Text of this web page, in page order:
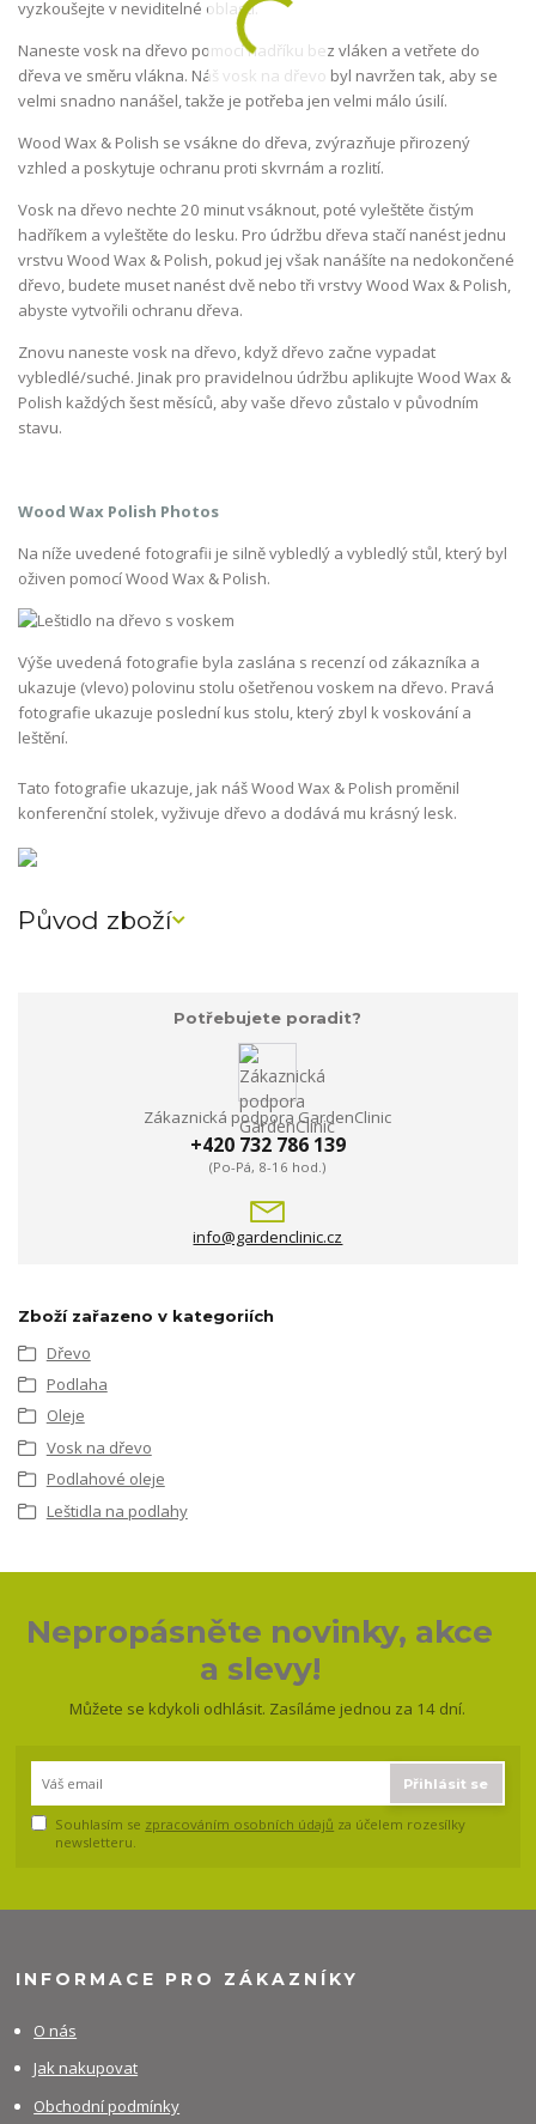
vyzkoušejte v neviditelné oblasti.
Naneste vosk na dřevo pomocí hadříku bez vláken a vetřete do
dřeva ve směru vlákna. Náš vosk na dřevo byl navržen tak, aby se
velmi snadno nanášel, takže je potřeba jen velmi málo úsilí.
Wood Wax & Polish se vsákne do dřeva, zvýrazňuje přirozený
vzhled a poskytuje ochranu proti skvrnám a rozlití.
Vosk na dřevo nechte 20 minut vsáknout, poté vyleštěte čistým
hadříkem a vyleštěte do lesku. Pro údržbu dřeva stačí nanést jednu
vrstvu Wood Wax & Polish, pokud jej však nanášíte na nedokončené
dřevo, budete muset nanést dvě nebo tři vrstvy Wood Wax & Polish,
abyste vytvořili ochranu dřeva.
Znovu naneste vosk na dřevo, když dřevo začne vypadat
vybledlé/suché. Jinak pro pravidelnou údržbu aplikujte Wood Wax &
Polish každých šest měsíců, aby vaše dřevo zůstalo v původním
stavu.
Wood Wax Polish Photos
Na níže uvedené fotografii je silně vybledlý a vybledlý stůl, který byl
oživen pomocí Wood Wax & Polish.
Výše uvedená fotografie byla zaslána s recenzí od zákazníka a
ukazuje (vlevo) polovinu stolu ošetřenou voskem na dřevo. Pravá
fotografie ukazuje poslední kus stolu, který zbyl k voskování a
leštění.
Tato fotografie ukazuje, jak náš Wood Wax & Polish proměnil
konferenční stolek, vyživuje dřevo a dodává mu krásný lesk.
Původ zboží
Potřebujete poradit?
Zákaznická podpora GardenClinic
+420 732 786 139
(Po-Pá, 8-16 hod.)
info@gardenclinic.cz
Zboží zařazeno v kategoriích
Dřevo
Podlaha
Oleje
Vosk na dřevo
Podlahové oleje
Leštidla na podlahy
Nepropásněte novinky, akce
a slevy!
Můžete se kdykoli odhlásit. Zasíláme jednou za 14 dní.
Přihlásit se
Souhlasím se zpracováním osobních údajů za účelem rozesílky
newsletteru.
INFORMACE PRO ZÁKAZNÍKY
O nás
Jak nakupovat
Obchodní podmínky